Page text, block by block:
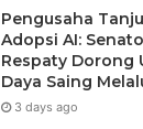
Pengusaha
Adopsi AI:
Respaty Dorong
Daya Saing
3 days ago